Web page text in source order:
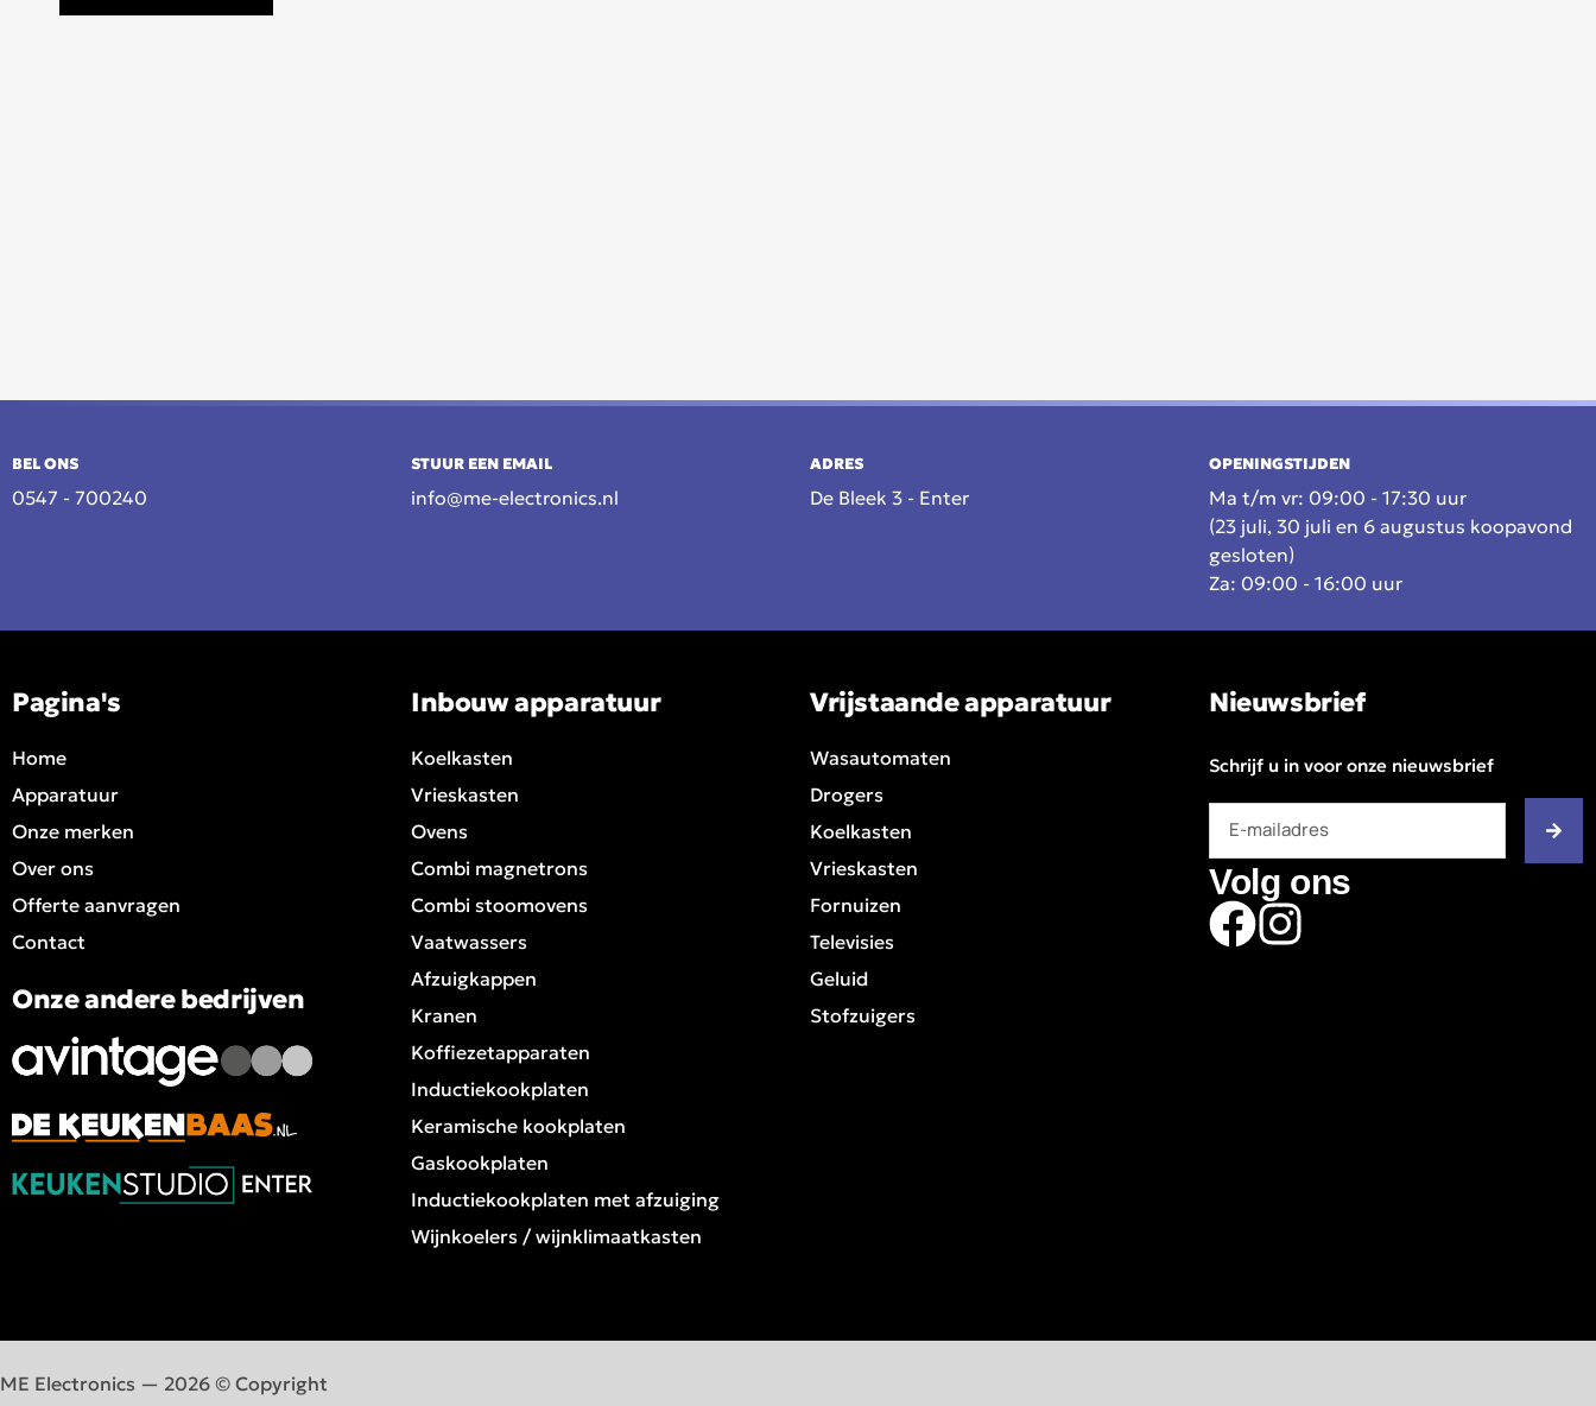
BEL ONS
0547 - 700240
STUUR EEN EMAIL
info@me-electronics.nl
ADRES
De Bleek 3 - Enter
OPENINGSTIJDEN
Ma t/m vr: 09:00 - 17:30 uur
(23 juli, 30 juli en 6 augustus koopavond
gesloten)
Za: 09:00 - 16:00 uur
Pagina's
Home
Apparatuur
Onze merken
Over ons
Offerte aanvragen
Contact
Onze andere bedrijven
Inbouw apparatuur
Koelkasten
Vrieskasten
Ovens
Combi magnetrons
Combi stoomovens
Vaatwassers
Afzuigkappen
Kranen
Koffiezetapparaten
Inductiekookplaten
Keramische kookplaten
Gaskookplaten
Inductiekookplaten met afzuiging
Wijnkoelers / wijnklimaatkasten
Vrijstaande apparatuur
Wasautomaten
Drogers
Koelkasten
Vrieskasten
Fornuizen
Televisies
Geluid
Stofzuigers
Nieuwsbrief
Schrijf u in voor onze nieuwsbrief
Volg ons
ME Electronics — 2026 © Copyright